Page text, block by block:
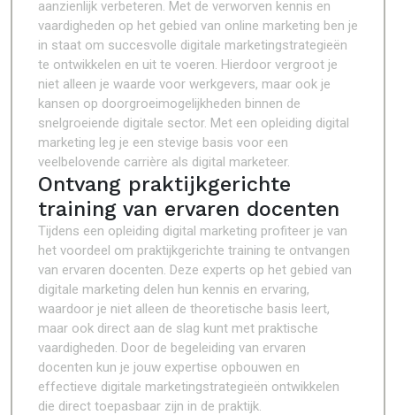
aanzienlijk verbeteren. Met de verworven kennis en
vaardigheden op het gebied van online marketing ben je
in staat om succesvolle digitale marketingstrategieën
te ontwikkelen en uit te voeren. Hierdoor vergroot je
niet alleen je waarde voor werkgevers, maar ook je
kansen op doorgroeimogelijkheden binnen de
snelgroeiende digitale sector. Met een opleiding digital
marketing leg je een stevige basis voor een
veelbelovende carrière als digital marketeer.
Ontvang praktijkgerichte
training van ervaren docenten
Tijdens een opleiding digital marketing profiteer je van
het voordeel om praktijkgerichte training te ontvangen
van ervaren docenten. Deze experts op het gebied van
digitale marketing delen hun kennis en ervaring,
waardoor je niet alleen de theoretische basis leert,
maar ook direct aan de slag kunt met praktische
vaardigheden. Door de begeleiding van ervaren
docenten kun je jouw expertise opbouwen en
effectieve digitale marketingstrategieën ontwikkelen
die direct toepasbaar zijn in de praktijk.